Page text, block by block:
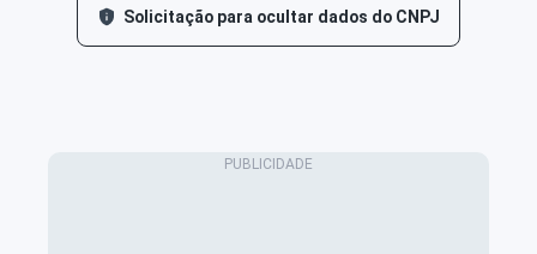
Solicitação para ocultar dados do CNPJ